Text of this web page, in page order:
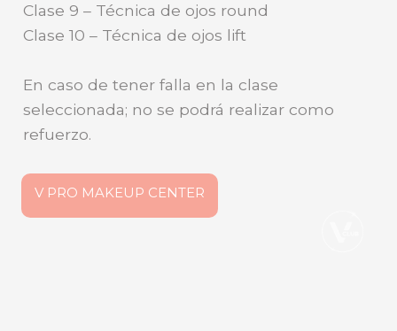
Clase 9 – Técnica de ojos round
Clase 10 – Técnica de ojos lift
En caso de tener falla en la clase
seleccionada; no se podrá realizar como
refuerzo.
V PRO MAKEUP CENTER